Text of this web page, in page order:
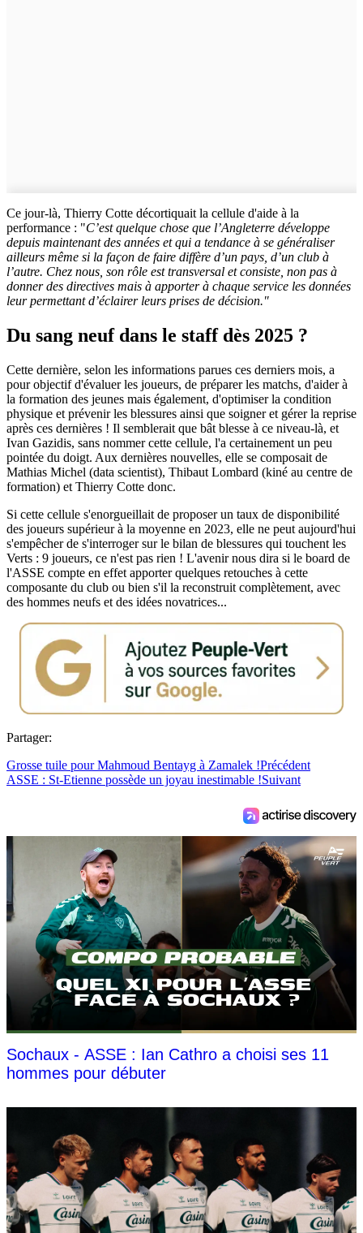
Ce jour-là, Thierry Cotte décortiquait la cellule d'aide à la
performance : "C’est quelque chose que l’Angleterre développe
depuis maintenant des années et qui a tendance à se généraliser
ailleurs même si la façon de faire diffère d’un pays, d’un club à
l’autre. Chez nous, son rôle est transversal et consiste, non pas à
donner des directives mais à apporter à chaque service les données
leur permettant d’éclairer leurs prises de décision."
Du sang neuf dans le staff dès 2025 ?
Cette dernière, selon les informations parues ces derniers mois, a
pour objectif d'évaluer les joueurs, de préparer les matchs, d'aider à
la formation des jeunes mais également, d'optimiser la condition
physique et prévenir les blessures ainsi que soigner et gérer la reprise
après ces dernières ! Il semblerait que bât blesse à ce niveau-là, et
Ivan Gazidis, sans nommer cette cellule, l'a certainement un peu
pointée du doigt. Aux dernières nouvelles, elle se composait de
Mathias Michel (data scientist), Thibaut Lombard (kiné au centre de
formation) et Thierry Cotte donc.
Si cette cellule s'enorgueillait de proposer un taux de disponibilité
des joueurs supérieur à la moyenne en 2023, elle ne peut aujourd'hui
s'empêcher de s'interroger sur le bilan de blessures qui touchent les
Verts : 9 joueurs, ce n'est pas rien ! L'avenir nous dira si le board de
l'ASSE compte en effet apporter quelques retouches à cette
composante du club ou bien s'il la reconstruit complètement, avec
des hommes neufs et des idées novatrices...
Partager:
Grosse tuile pour Mahmoud Bentayg à Zamalek !Précédent
ASSE : St-Etienne possède un joyau inestimable !Suivant
Sochaux - ASSE : Ian Cathro a choisi ses 11
hommes pour débuter